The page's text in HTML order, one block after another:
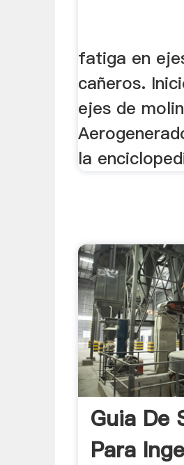
fatiga en
cañeros.
ejes de
la
Guia De
Para